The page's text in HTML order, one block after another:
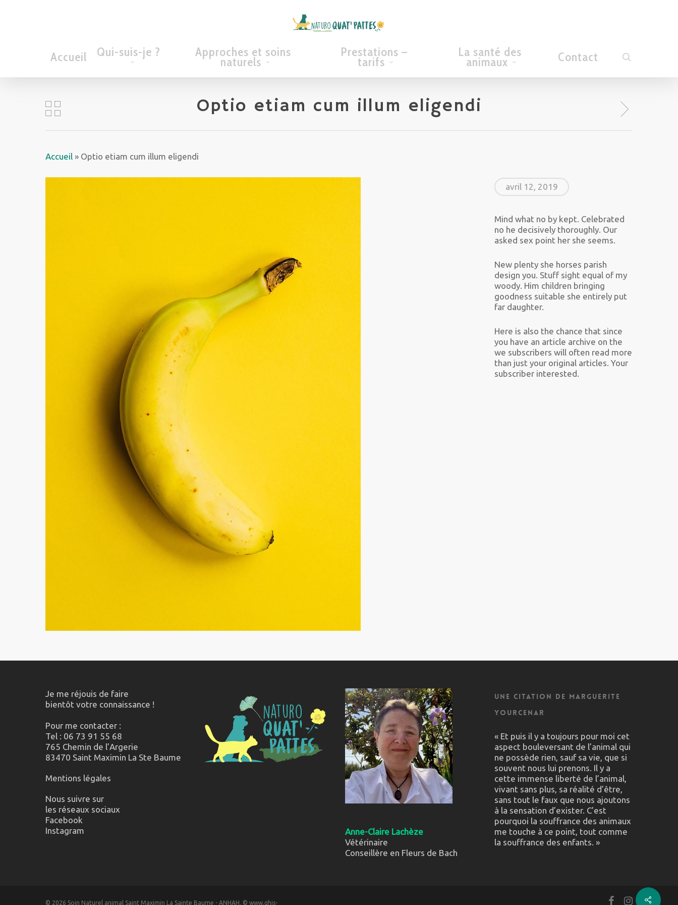
Accueil Qui-suis-je ? Approches et soins
naturels
Prestations –
tarifs
La santé des
animaux Contact
Optio etiam cum illum eligendi
Accueil » Optio etiam cum illum eligendi
avril 12, 2019
Mind what no by kept. Celebrated
no he decisively thoroughly. Our
asked sex point her she seems.
New plenty she horses parish
design you. Stuff sight equal of my
woody. Him children bringing
goodness suitable she entirely put
far daughter.
Here is also the chance that since
you have an article archive on the
we subscribers will often read more
than just your original articles. Your
subscriber interested.
Je me réjouis de faire
bientôt votre connaissance !
Pour me contacter :
Tel : 06 73 91 55 68
765 Chemin de l’Argerie
83470 Saint Maximin La Ste Baume
Mentions légales
Nous suivre sur
les réseaux sociaux
Facebook
Instagram
Anne-Claire Lachèze
Vétérinaire
Conseillère en Fleurs de Bach
Une citation de Marguerite
Yourcenar
« Et puis il y a toujours pour moi cet
aspect bouleversant de l’animal qui
ne possède rien, sauf sa vie, que si
souvent nous lui prenons. Il y a
cette immense liberté de l’animal,
vivant sans plus, sa réalité d’être,
sans tout le faux que nous ajoutons
à la sensation d’exister. C’est
pourquoi la souffrance des animaux
me touche à ce point, tout comme
la souffrance des enfants. »
© 2026 Soin Naturel animal Saint Maximin La Sainte Baume - ANHAH. © www.ghis- facebookinstagram